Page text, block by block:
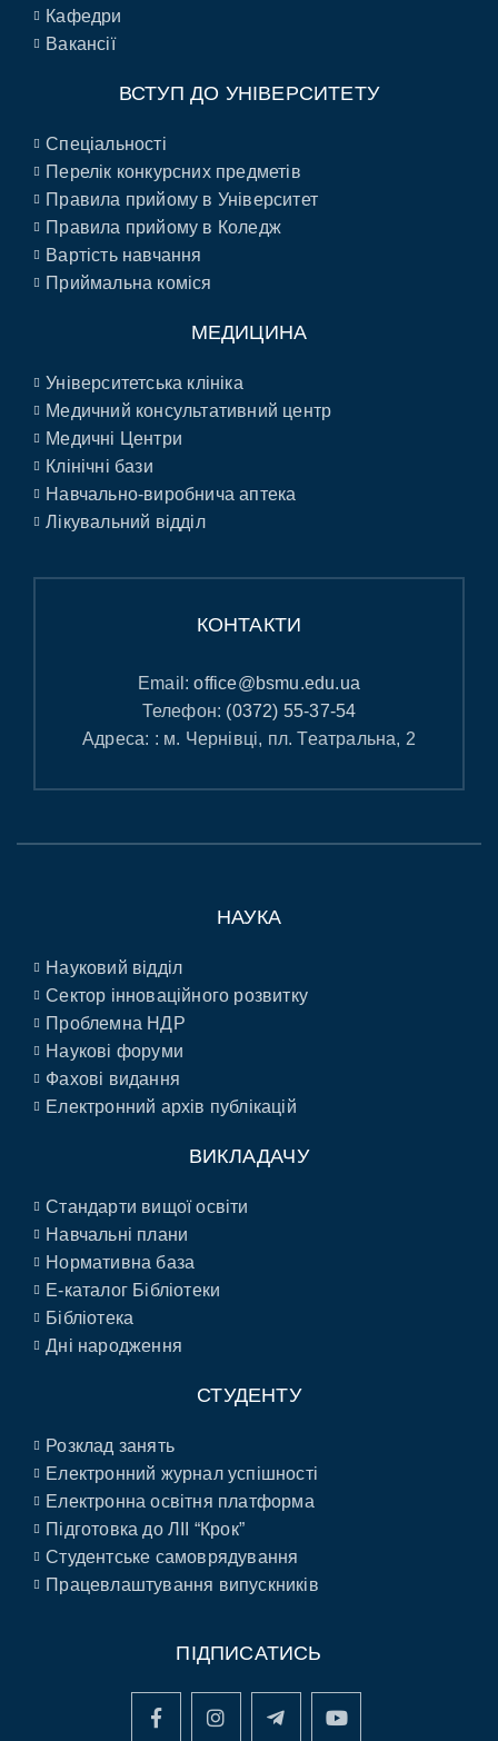
Кафедри
Вакансії
ВСТУП ДО УНІВЕРСИТЕТУ
Спеціальності
Перелік конкурсних предметів
Правила прийому в Університет
Правила прийому в Коледж
Вартість навчання
Приймальна коміся
МЕДИЦИНА
Університетська клініка
Медичний консультативний центр
Медичні Центри
Клінічні бази
Навчально-виробнича аптека
Лікувальний відділ
КОНТАКТИ
Email:office@bsmu.edu.ua
Телефон: (0372) 55-37-54
Адреса: : м. Чернівці, пл. Театральна, 2
НАУКА
Науковий відділ
Сектор інноваційного розвитку
Проблемна НДР
Наукові форуми
Фахові видання
Електронний архів публікацій
ВИКЛАДАЧУ
Стандарти вищої освіти
Навчальні плани
Нормативна база
E-каталог Бібліотеки
Бібліотека
Дні народження
СТУДЕНТУ
Розклад занять
Електронний журнал успішності
Електронна освітня платформа
Підготовка до ЛІІ “Крок”
Студентське самоврядування
Працевлаштування випускників
ПІДПИСАТИСЬ